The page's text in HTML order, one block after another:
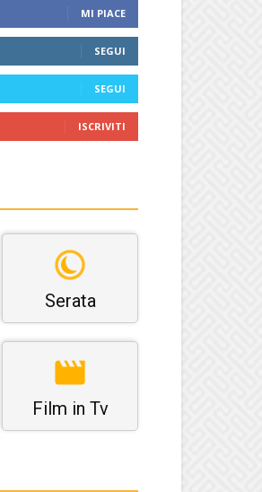
MI PIACE
SEGUI
SEGUI
ISCRIVITI
Serata
Film in Tv